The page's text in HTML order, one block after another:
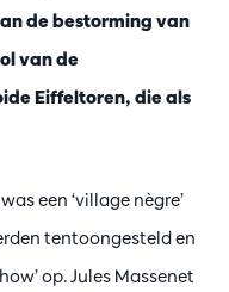
de bestorming van
van de
Eiffeltoren, die als
een ‘village nègre’
tentoongesteld en
op. Jules Massenet